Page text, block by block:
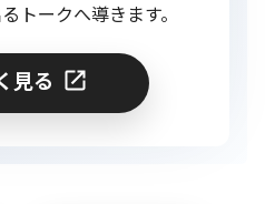
トークへ導きます。
見る